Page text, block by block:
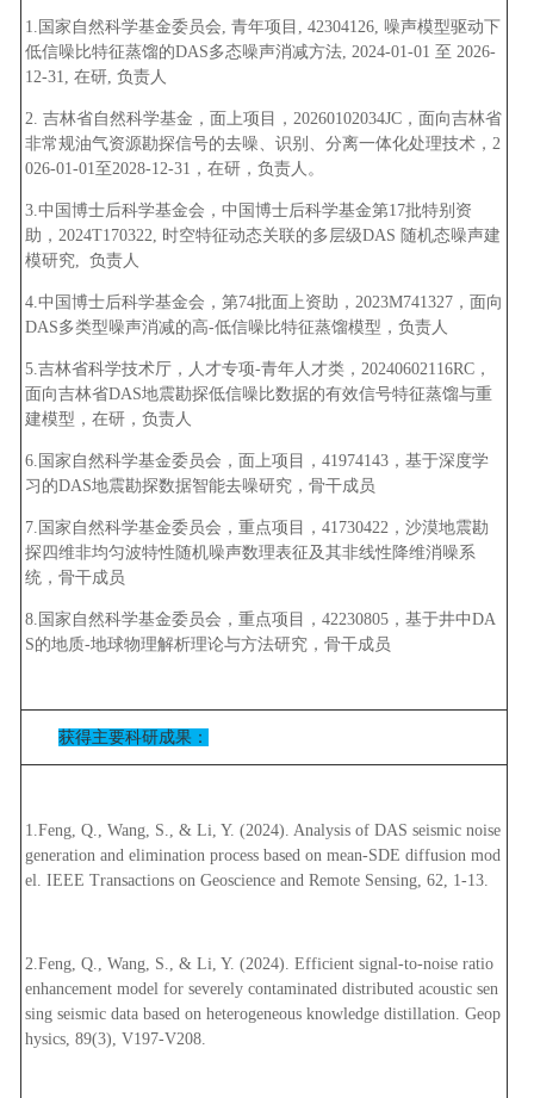
1.国家自然科学基金委员会, 青年项目, 42304126, 噪声模型驱动下
低信噪比特征蒸馏的DAS多态噪声消减方法, 2024-01-01 至 2026-
12-31, 在研, 负责人
2. 吉林省自然科学基金，面上项目，20260102034JC，面向吉林省
非常规油气资源勘探信号的去噪、识别、分离一体化处理技术，2
026-01-01至2028-12-31，在研，负责人。
3.中国博士后科学基金会，中国博士后科学基金第17批特别资
助，2024T170322, 时空特征动态关联的多层级DAS 随机态噪声建
模研究, 负责人
4.中国博士后科学基金会，第74批面上资助，2023M741327，面向
DAS多类型噪声消减的高-低信噪比特征蒸馏模型，负责人
5.吉林省科学技术厅，人才专项-青年人才类，20240602116RC，
面向吉林省DAS地震勘探低信噪比数据的有效信号特征蒸馏与重
建模型，在研，负责人
6.国家自然科学基金委员会，面上项目，41974143，基于深度学
习的DAS地震勘探数据智能去噪研究，骨干成员
7.国家自然科学基金委员会，重点项目，41730422，沙漠地震勘
探四维非均匀波特性随机噪声数理表征及其非线性降维消噪系
统，骨干成员
8.国家自然科学基金委员会，重点项目，42230805，基于井中DA
S的地质-地球物理解析理论与方法研究，骨干成员
获得主要科研成果：
1.Feng, Q., Wang, S., & Li, Y. (2024). Analysis of DAS seismic noise
generation and elimination process based on mean-SDE diffusion mod
el. IEEE Transactions on Geoscience and Remote Sensing, 62, 1-13.
2.Feng, Q., Wang, S., & Li, Y. (2024). Efficient signal-to-noise ratio
enhancement model for severely contaminated distributed acoustic sen
sing seismic data based on heterogeneous knowledge distillation. Geop
hysics, 89(3), V197-V208.